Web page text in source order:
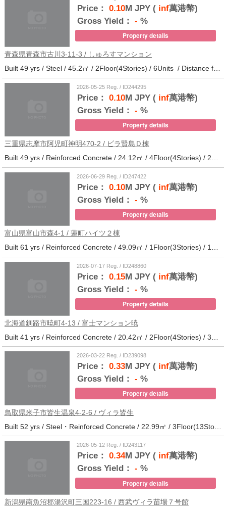
Price： 0.10M JPY (inf萬港幣)
Gross Yield： - %
Property details
青森県青森市古川3-11-3 / しゅろすマンション
Built 49 yrs / Steel / 45.2㎡ / 2Floor(4Stories) / 6Units / Distance from the station.11
2026-05-25 Reg. / ID244295
Price： 0.10M JPY (inf萬港幣)
Gross Yield： - %
Property details
三重県志摩市阿児町神明470-2 / ビラ賢島Ｄ棟
Built 49 yrs / Reinforced Concrete / 24.12㎡ / 4Floor(4Stories) / 25Units / Distance from the station.14
2026-06-29 Reg. / ID247422
Price： 0.10M JPY (inf萬港幣)
Gross Yield： - %
Property details
富山県富山市森4-1 / 蓮町ハイツ２棟
Built 61 yrs / Reinforced Concrete / 49.09㎡ / 1Floor(3Stories) / 12Units / Distance from the station.9
2026-07-17 Reg. / ID248860
Price： 0.15M JPY (inf萬港幣)
Gross Yield： - %
Property details
北海道釧路市暁町4-13 / 富士マンション暁
2026-03-22 Reg. / ID239098
Price： 0.33M JPY (inf萬港幣)
Gross Yield： - %
Property details
鳥取県米子市皆生温泉4-2-6 / ヴィラ皆生
Built 52 yrs / Steel・Reinforced Concrete / 22.99㎡ / 3Floor(13Stories) / 138Units / Distance from the station.
2026-05-12 Reg. / ID243117
Price： 0.34M JPY (inf萬港幣)
Gross Yield： - %
Property details
新潟県南魚沼郡湯沢町三国223-16 / 西武ヴィラ苗場７号館